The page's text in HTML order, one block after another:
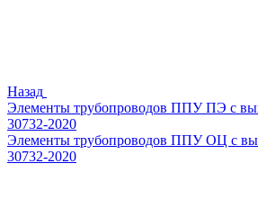
Назад
Элементы трубопроводов ППУ ПЭ с
30732-2020
Элементы трубопроводов ППУ ОЦ с
30732-2020